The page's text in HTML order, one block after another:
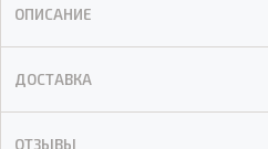
ОПИСАНИЕ
ДОСТАВКА
ОТЗЫВЫ